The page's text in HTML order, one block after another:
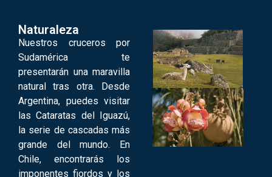
Naturaleza
Nuestros cruceros por
Sudamérica te
presentarán una maravilla
natural tras otra. Desde
Argentina, puedes visitar
las Cataratas del Iguazú,
la serie de cascadas más
grande del mundo. En
Chile, encontrarás los
imponentes fiordos y los